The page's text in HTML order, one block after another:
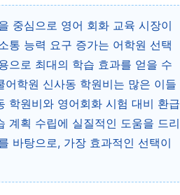
중심으로 영어 회화 교육 시장이
통 능력 요구 증가는 어학원 선택
으로 최대의 학습 효과를 얻을 수
학원 신사동 학원비는 많은 이들
학원비와 영어회화 시험 대비 환급
계획 수립에 실질적인 도움을 드리
바탕으로, 가장 효과적인 선택이